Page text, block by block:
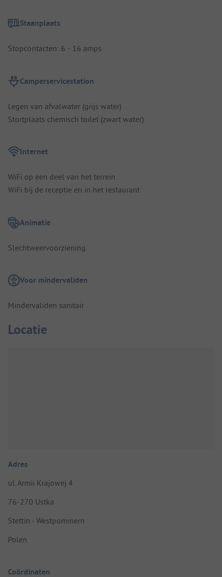
Staanplaats
Stopcontacten: 6 - 16 amps
Camperservicestation
Legen van afvalwater (grijs water)
Stortplaats chemisch toilet (zwart water)
Internet
WiFi op een deel van het terrein
WiFi bij de receptie en in het restaurant
Animatie
Slechtweervoorziening
Voor mindervaliden
Mindervaliden sanitair
Locatie
Adres
ul. Armii Krajowej 4
76-270 Ustka
Stettin - Westpommern
Polen
Coördinaten